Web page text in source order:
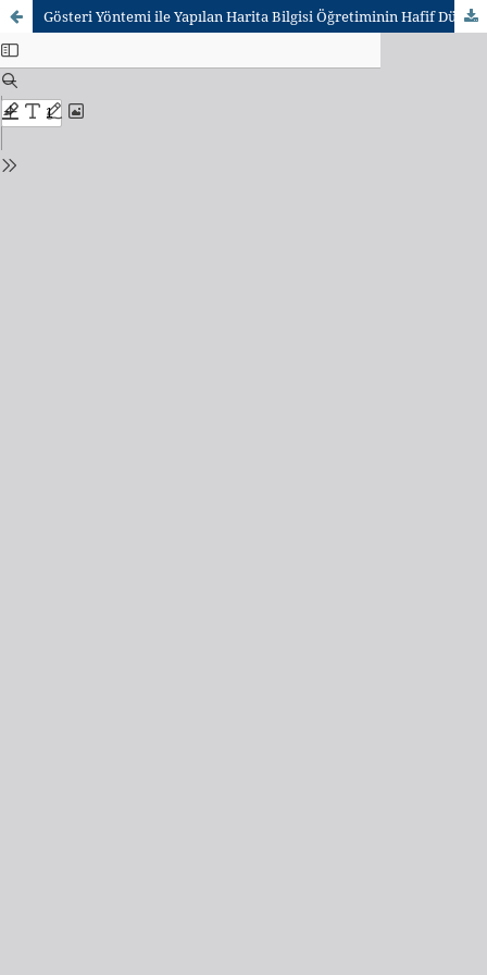
Gösteri Yöntemi ile Yapılan Harita Bilgisi Öğretiminin Hafif Düzeyde Zihinsel Yetersizliği Olan Öğrencilerde Etkililiğinin İncelenmesi